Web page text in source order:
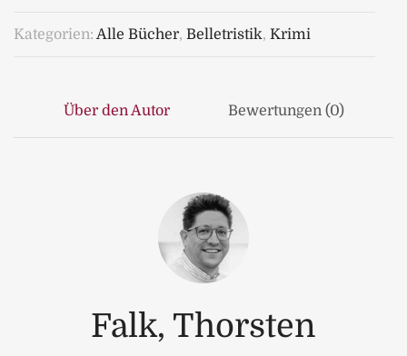
Kategorien: Alle Bücher, Belletristik, Krimi
Über den Autor Bewertungen (0)
Falk, Thorsten